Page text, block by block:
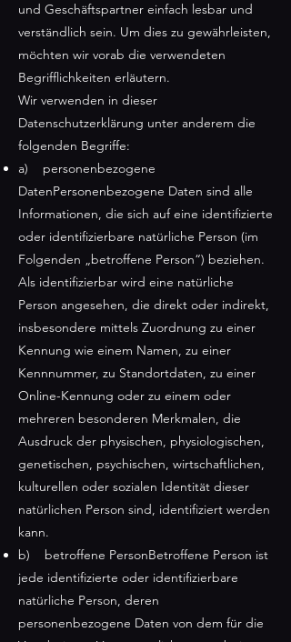
und Geschäftspartner einfach lesbar und
verständlich sein. Um dies zu gewährleisten,
möchten wir vorab die verwendeten
Begrifflichkeiten erläutern.
Wir verwenden in dieser
Datenschutzerklärung unter anderem die
folgenden Begriffe:
a) personenbezogene
DatenPersonenbezogene Daten sind alle
Informationen, die sich auf eine identifizierte
oder identifizierbare natürliche Person (im
Folgenden „betroffene Person“) beziehen.
Als identifizierbar wird eine natürliche
Person angesehen, die direkt oder indirekt,
insbesondere mittels Zuordnung zu einer
Kennung wie einem Namen, zu einer
Kennnummer, zu Standortdaten, zu einer
Online-Kennung oder zu einem oder
mehreren besonderen Merkmalen, die
Ausdruck der physischen, physiologischen,
genetischen, psychischen, wirtschaftlichen,
kulturellen oder sozialen Identität dieser
natürlichen Person sind, identifiziert werden
kann.
b) betroffene PersonBetroffene Person ist
jede identifizierte oder identifizierbare
natürliche Person, deren
personenbezogene Daten von dem für die